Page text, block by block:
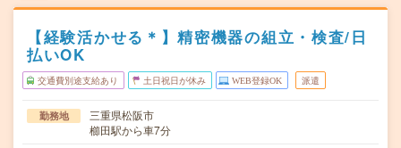
【経験活かせる＊】精密機器の組立・検査/日
払いOK
交通費別途支給あり 土日祝日が休み WEB登録OK 派遣
勤務地
三重県松阪市
櫛田駅から車7分